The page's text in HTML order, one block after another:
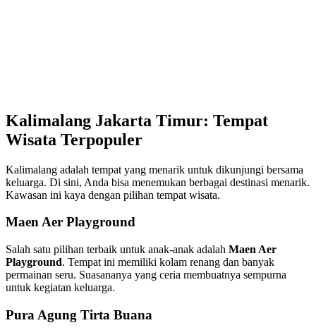
Kalimalang Jakarta Timur: Tempat
Wisata Terpopuler
Kalimalang adalah tempat yang menarik untuk dikunjungi bersama
keluarga. Di sini, Anda bisa menemukan berbagai destinasi menarik.
Kawasan ini kaya dengan pilihan tempat wisata.
Maen Aer Playground
Salah satu pilihan terbaik untuk anak-anak adalah Maen Aer
Playground. Tempat ini memiliki kolam renang dan banyak
permainan seru. Suasananya yang ceria membuatnya sempurna
untuk kegiatan keluarga.
Pura Agung Tirta Buana